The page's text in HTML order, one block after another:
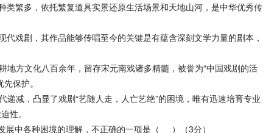
繁多，依托繁复道具实景还原生活场景和天地山河，是中华优秀传
戏剧，其作品能够传唱至今的关键是有蕴含深刻文学力量的剧本，
方文化八百余年，留存宋元南戏诸多精髓，被誉为“中国戏剧的活
保护。
减，凸显了戏剧“艺随人走，人亡艺绝”的困境，唯有迅速培育专业
性。
中各种困境的理解，不正确的一项是（ ）（3分）